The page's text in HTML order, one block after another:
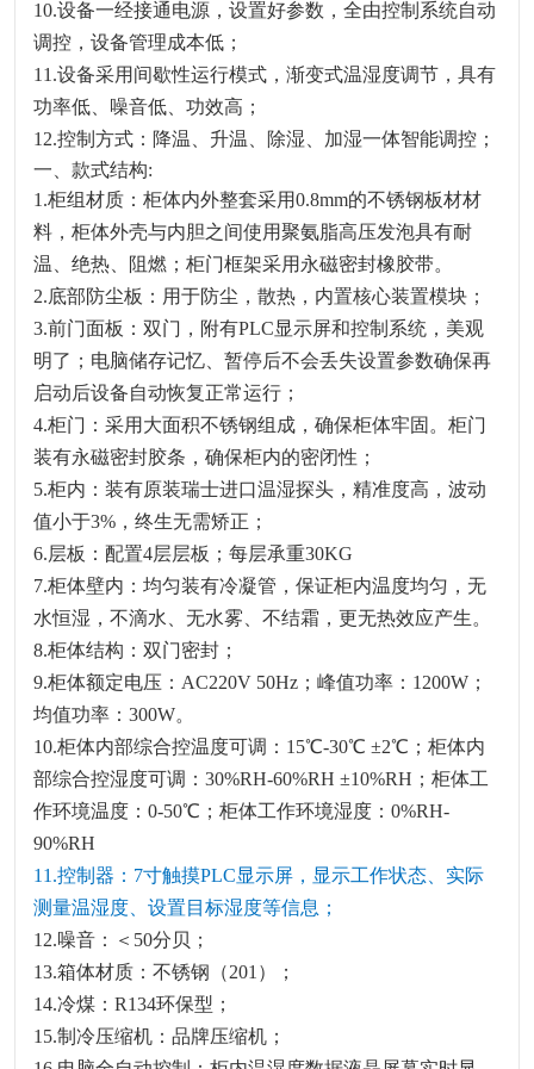
10.设备一经接通电源，设置好参数，全由控制系统自动
调控，设备管理成本低；
11.设备采用间歇性运行模式，渐变式温湿度调节，具有
功率低、噪音低、功效高；
12.控制方式：降温、升温、除湿、加湿一体智能调控 ；
一、款式结构:
1.柜组材质：柜体内外整套采用0.8mm的不锈钢板材材
料，柜体外壳与内胆之间使用聚氨脂高压发泡具有耐
温、绝热、阻燃；柜门框架采用永磁密封橡胶带。
2.底部防尘板：用于防尘，散热，内置核心装置模块；
3.前门面板： 双门 ，附有PLC显示屏和控制系统，美观
明了；电脑储存记忆、暂停后不会丢失设置参数确保再
启动后设备自动恢复正常运行；
4.柜门：采用大面积不锈钢组成 ，确保柜体牢固。柜门
装有永磁密封胶条，确保柜内的密闭性；
5.柜内：装有原装瑞士进口温湿探头，精准度高，波动
值小于3%，终生无需矫正；
6.层板：配置4层层板 ；每层承重30KG
7.柜体壁内：均匀装有冷凝管，保证柜内温度均匀，无
水恒湿，不滴水、无水雾、不结霜，更无热效应产生。
8.柜体结构： 双门密封；
9.柜体额定电压：AC220V 50Hz；峰值功率：1200W；
均值功率：300W。
10.柜体内部综合控温度可调： 15℃-30℃ ±2℃；柜体内
部综合控湿度可调：30%RH-60%RH ±10%RH；柜体工
作环境温度：0-50℃；柜体工作环境湿度：0%RH-
90%RH
11.控制器：7寸触摸PLC显示屏 ， 显示工作状态、实际
测量温湿度、设置目标湿度等信息；
12.噪音：＜50分贝；
13.箱体材质：不锈钢（201）；
14.冷煤：R134环保型；
15.制冷压缩机：品牌压缩机；